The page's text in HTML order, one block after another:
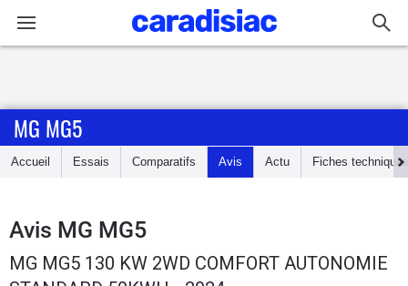
Accueil
Essais
Guide
MG MG5
Accueil Essais Comparatifs Avis Actu Fiches techniques
Avis MG MG5
MG MG5 130 KW 2WD COMFORT AUTONOMIE